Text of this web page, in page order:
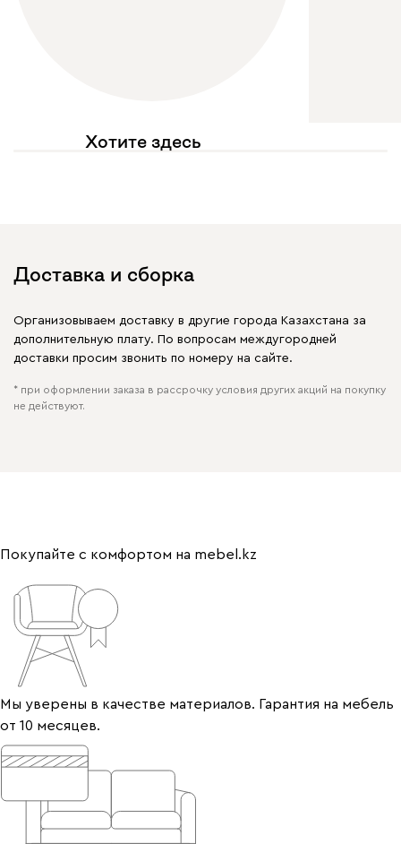
Хотите здесь
Доставка и сборка
Организовываем доставку в другие города Казахстана за
дополнительную плату. По вопросам междугородней
доставки просим звонить по номеру на сайте.
* при оформлении заказа в рассрочку условия других акций на покупку
не действуют.
Покупайте с комфортом на mebel.kz
Мы уверены в качестве материалов. Гарантия на мебель
от 10 месяцев.